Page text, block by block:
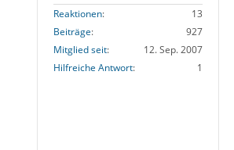
Reaktionen
13
Beiträge
927
Mitglied seit
12. Sep. 2007
Hilfreiche Antwort
1